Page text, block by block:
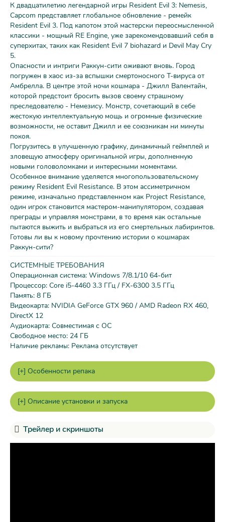
К двадцатилетию легендарной игры Resident Evil 3: Nemesis,
Capcom представляет глобальное обновление - ремейк
Resident Evil 3. Под капотом этой мастерски переосмысленной
классики - мощный RE Engine, уже зарекомендовавший себя в
суперхитах, таких как Resident Evil 7 biohazard и Devil May Cry
5.
Опасности и интриги Раккун-сити оживают вновь. Город
погружен в хаос из-за вспышки смертоносного T-вируса от
Амбрелла. В центре этой ночи кошмара - Джилл Валентайн,
которой предстоит бросить вызов своему страшному
преследователю - Немезису. Монстр, сочетающий в себе
жестокую интеллектуальную мощь и огромные физические
возможности, не оставит Джилл и ее союзникам ни минуты
покоя.
Погрузитесь в улучшенную графику, динамичный геймплей и
зловещую атмосферу оригинальной игры, дополненную
новыми головоломками и интересными моментами.
Особенное внимание уделяется многопользовательскому
режиму Resident Evil Resistance. В этом ассиметричном
режиме, изначально представленном как Project Resistance,
один игрок становится мастером-манипулятором, создавая
преграды и управляя монстрами, в то время как остальные
пытаются выжить и выбраться из его смертельных лабиринтов.
Готовы ли вы к новому прочтению истории о кошмарах
Раккун-сити?
СИСТЕМНЫЕ ТРЕБОВАНИЯ
Операционная система: Windows 7/8.1/10 64-бит
Процессор: Core i5-4460 3.3 ГГц / FX-6300 3.5 ГГц
Память: 8 ГБ
Видеокарта: NVIDIA GeForce GTX 960 / AMD Radeon RX 460,
DirectX 12
Аудиокарта: Совместимая с ОС
Свободное место: 24 ГБ
Наличие рекламы: Реклама отсутствует
Трейлер и скриншоты